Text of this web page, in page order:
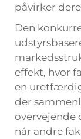
påvirker
Den
effekt, hvor
en
der
overvejende
når andre